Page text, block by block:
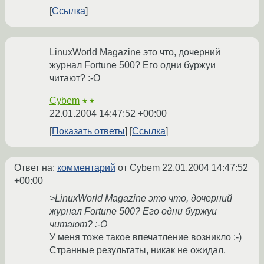
Ссылка
LinuxWorld Magazine это что, дочерний
журнал Fortune 500? Его одни буржуи
читают? :-O
Cybem ★★
22.01.2004 14:47:52 +00:00
Показать ответы
Ссылка
Ответ на: комментарий от Cybem 22.01.2004 14:47:52
+00:00
>LinuxWorld Magazine это что, дочерний
журнал Fortune 500? Его одни буржуи
читают? :-O
У меня тоже такое впечатление возникло :-)
Странные результаты, никак не ожидал.